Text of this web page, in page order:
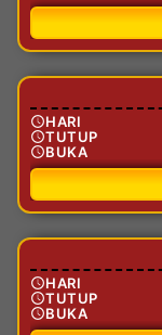
HARI
TUTUP
BUKA
HARI
TUTUP
BUKA